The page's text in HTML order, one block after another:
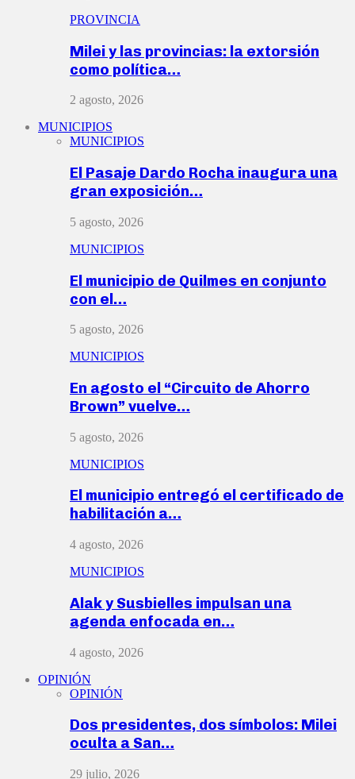
PROVINCIA
Milei y las provincias: la extorsión
como política…
2 agosto, 2026
MUNICIPIOS
MUNICIPIOS
El Pasaje Dardo Rocha inaugura una
gran exposición…
5 agosto, 2026
MUNICIPIOS
El municipio de Quilmes en conjunto
con el…
5 agosto, 2026
MUNICIPIOS
En agosto el “Circuito de Ahorro
Brown” vuelve…
5 agosto, 2026
MUNICIPIOS
El municipio entregó el certificado de
habilitación a…
4 agosto, 2026
MUNICIPIOS
Alak y Susbielles impulsan una
agenda enfocada en…
4 agosto, 2026
OPINIÓN
OPINIÓN
Dos presidentes, dos símbolos: Milei
oculta a San…
29 julio, 2026